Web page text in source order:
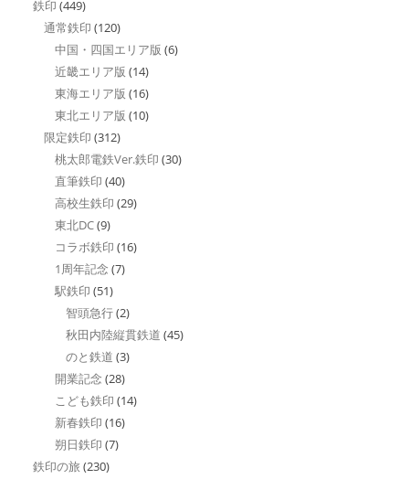
鉄印 (449)
通常鉄印 (120)
中国・四国エリア版 (6)
近畿エリア版 (14)
東海エリア版 (16)
東北エリア版 (10)
限定鉄印 (312)
桃太郎電鉄Ver.鉄印 (30)
直筆鉄印 (40)
高校生鉄印 (29)
東北DC(9)
コラボ鉄印 (16)
1周年記念 (7)
駅鉄印 (51)
智頭急行(2)
秋田内陸縦貫鉄道 (45)
のと鉄道 (3)
開業記念 (28)
こども鉄印 (14)
新春鉄印 (16)
朔日鉄印 (7)
鉄印の旅 (230)